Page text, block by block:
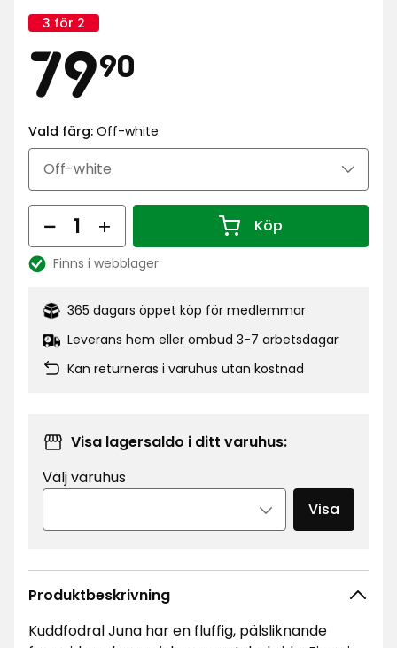
Kampanj
3 för 2
Pris
7990
kr
Vald färg: Off-white
Antal Köp
Antal 1
Lagersaldo:
Finns i webblager
365 dagars öppet köp för medlemmar
Leverans hem eller ombud 3-7 arbetsdagar
Kan returneras i varuhus utan kostnad
Visa lagersaldo i ditt varuhus:
Välj varuhus
Visa
Produktbeskrivning
Kuddfodral Juna har en fluffig, pälsliknande